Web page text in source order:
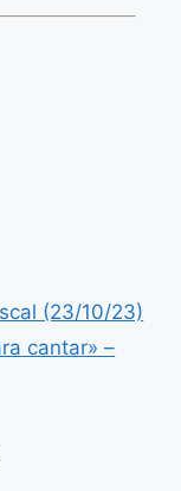
(23/10/23)
cantar» –